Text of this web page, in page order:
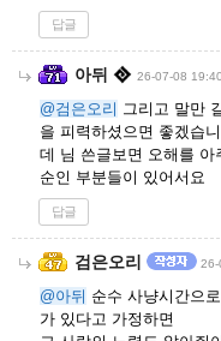
답글
아뒤 26-07-08 19:40
@검은오리 그리고 말만
을 피력하셨으면 좋겠습
데 님 쓴글보면 오해를
순인 부분들이 있어서요
답글
검은오리 26-
@아뒤 순수 사냥시간으
가 있다고 가정하면